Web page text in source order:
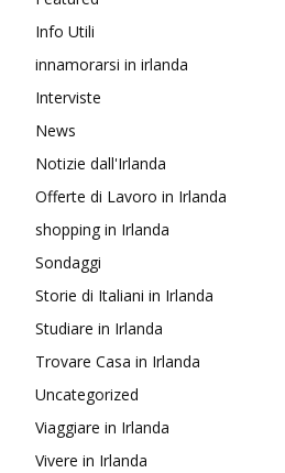
Info Utili
innamorarsi in irlanda
Interviste
News
Notizie dall'Irlanda
Offerte di Lavoro in Irlanda
shopping in Irlanda
Sondaggi
Storie di Italiani in Irlanda
Studiare in Irlanda
Trovare Casa in Irlanda
Uncategorized
Viaggiare in Irlanda
Vivere in Irlanda